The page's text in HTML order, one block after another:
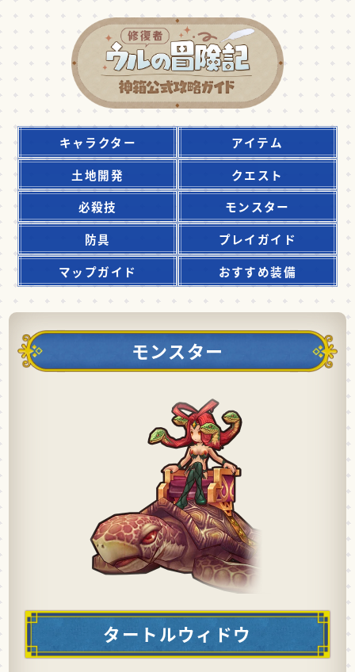
キャラクター
アイテム
土地開発
クエスト
必殺技
モンスター
防具
プレイガイド
マップガイド
おすすめ装備
モンスター
タートルウィドウ